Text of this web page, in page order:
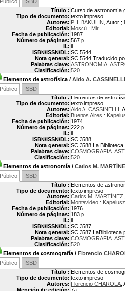
Público
ISBD
Título : Curso de astronomía
Tipo de documento: texto impreso
Autores: P. I. BAKULIN , Autor ;
Editorial: Moscú : Mir
Fecha de publicación: 1987
Número de páginas: 567 p
Il.: il
ISBN/ISSN/DL: SC 5544
Nota general: SC 5544 Traducido
Palabras clave: ASTRONOMIA
Clasificación: 520
Elementos de astrofísica / Aldo A. CASSINELLI
Público
ISBD
Título : Elementos de
Tipo de documento: texto impreso
Autores: Aldo A. CASSINELLI ,
Editorial: Buenos Aires :
Fecha de publicación: 1974
Número de páginas: 222 p
Il.: il
ISBN/ISSN/DL: SC 3588
Nota general: SC 3588 La
Palabras clave: COSMOGRAFIA
Clasificación: 520
Elementos de astronomía / Carlos M.
Público
ISBD
Título : Elementos de
Tipo de documento: texto impreso
Autores: Carlos M. MARTÍNEZ
Editorial: Montevideo : Kapelusz
Fecha de publicación: 1976
Número de páginas: 183 p
Il.: il
ISBN/ISSN/DL: SC 3587
Nota general: SC 3587 LaBiblioteca
Palabras clave: COSMOGRAFIA
Clasificación: 520
Elementos de cosmografía / Florencio
Público
ISBD
Título : Elementos de
Tipo de documento: texto impreso
Autores: Florencio CHAROLA ,
Mención de edición: 7a